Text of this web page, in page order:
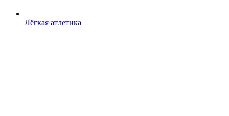
Лёгкая атлетика